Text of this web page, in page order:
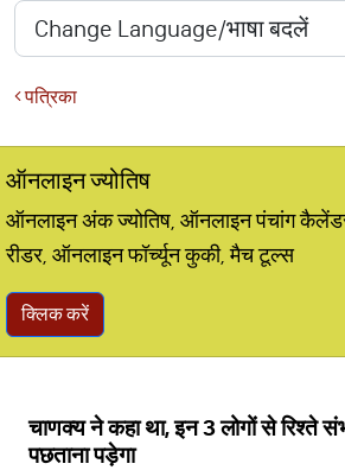
पत्रिका
ऑनलाइन ज्योतिष
ऑनलाइन अंक ज्योतिष, ऑनलाइन पंचांग
रीडर, ऑनलाइन फॉर्च्यून कुकी, मैच टूल्स
क्लिक करें
चाणक्य ने कहा था, इन 3 लोगों से रिश्ते
पछताना पड़ेगा